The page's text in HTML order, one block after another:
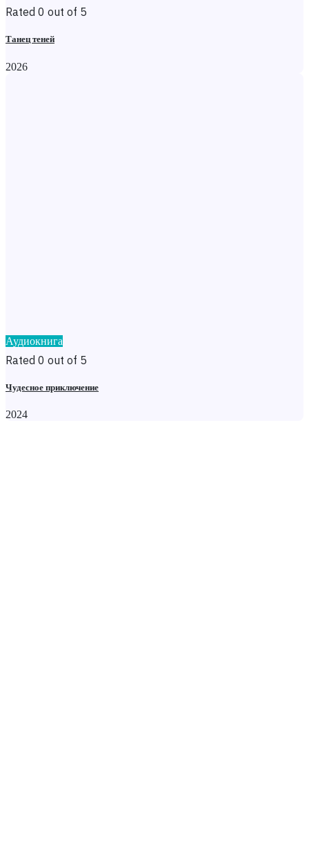
Rated 0 out of 5
Танец теней
2026
Аудиокнига
Rated 0 out of 5
Чудесное приключение
2024